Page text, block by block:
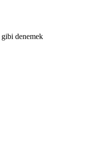
gibi denemek